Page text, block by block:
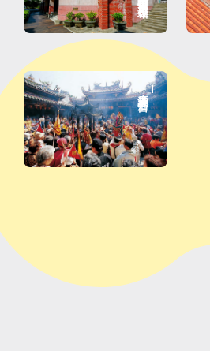
鹿港天后宫